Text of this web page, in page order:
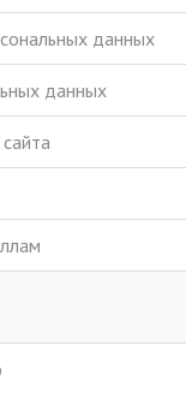
данных
данных